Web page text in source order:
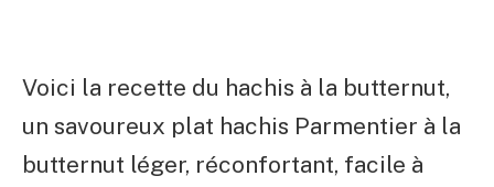
Voici la recette du hachis à la butternut,
un savoureux plat hachis Parmentier à la
butternut léger, réconfortant, facile à